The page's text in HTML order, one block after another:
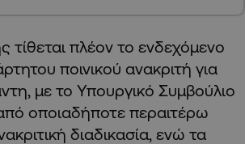
τίθεται πλέον το ενδεχόμενο
ποινικού ανακριτή για
με το Υπουργικό Συμβούλιο
οποιαδήποτε περαιτέρω
διαδικασία, ενώ τα